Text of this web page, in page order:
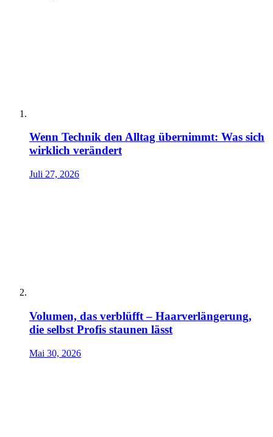
Wenn Technik den Alltag übernimmt: Was sich
wirklich verändert
Juli 27, 2026
Volumen, das verblüfft – Haarverlängerung,
die selbst Profis staunen lässt
Mai 30, 2026